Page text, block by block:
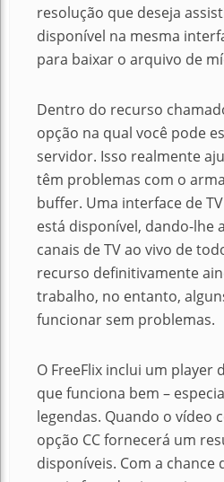
resolução que deseja
disponível na mesma
para baixar o arquivo de
Dentro do recurso
opção na qual você pode
servidor. Isso realmente
têm problemas com o
buffer. Uma interface de
está disponível, dando-lhe
canais de TV ao vivo de
recurso definitivamente
trabalho, no entanto,
funcionar sem problemas.
O FreeFlix inclui um player
que funciona bem –
legendas. Quando o vídeo
opção CC fornecerá um
disponíveis. Com a chance